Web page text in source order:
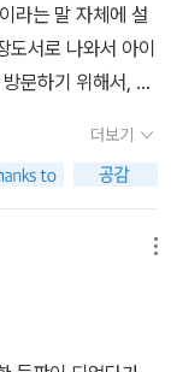
라는 말 자체에 설
도서로 나와서 아이
문하기 위해서, 선
습니다.그리고는
시만 해도 잘 모르
라에서 꾸민 숲인
에 갔더니 안내해주
생태계를 이루고
의 비슷한 이야
래도 환경보호에
더보기